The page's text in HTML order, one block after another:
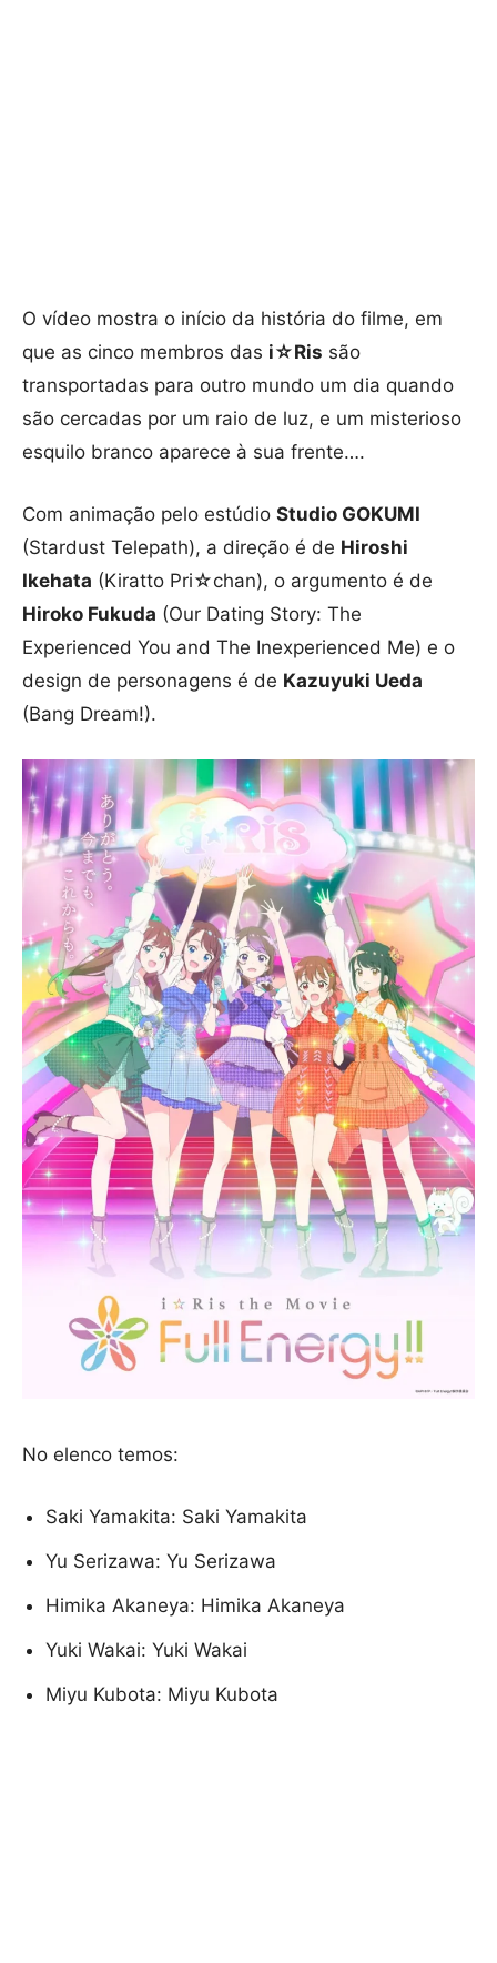
O vídeo mostra o início da história do filme, em
que as cinco membros das i☆Ris são
transportadas para outro mundo um dia quando
são cercadas por um raio de luz, e um misterioso
esquilo branco aparece à sua frente….
Com animação pelo estúdio Studio GOKUMI
(Stardust Telepath), a direção é de Hiroshi
Ikehata (Kiratto Pri☆chan), o argumento é de
Hiroko Fukuda (Our Dating Story: The
Experienced You and The Inexperienced Me) e o
design de personagens é de Kazuyuki Ueda
(Bang Dream!).
No elenco temos:
Saki Yamakita: Saki Yamakita
Yu Serizawa: Yu Serizawa
Himika Akaneya: Himika Akaneya
Yuki Wakai: Yuki Wakai
Miyu Kubota: Miyu Kubota